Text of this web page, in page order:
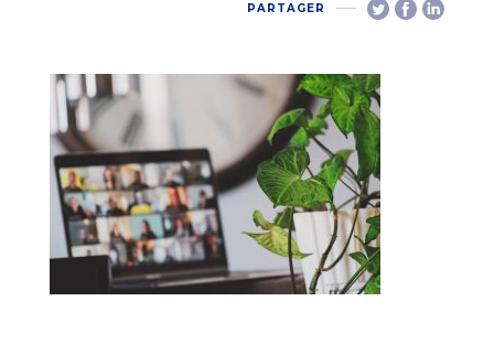
PARTAGER